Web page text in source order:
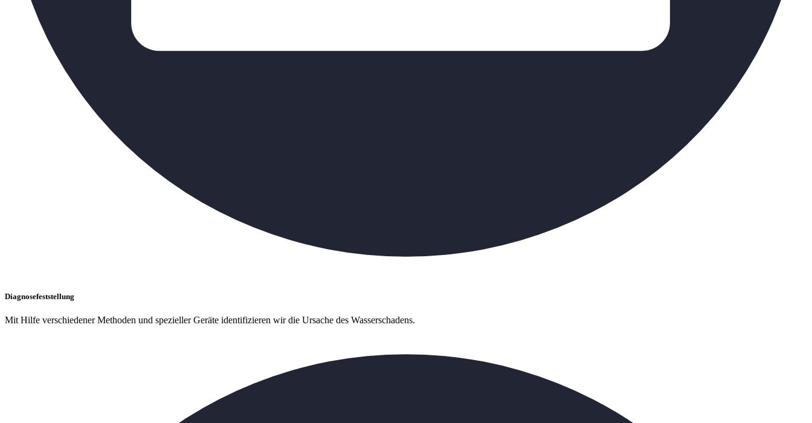
Diagnosefeststellung
Mit Hilfe verschiedener Methoden und spezieller Geräte identifizieren wir die Ursache des Wasserschadens.